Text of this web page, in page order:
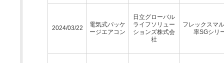
2024/03/22
電気式パッケ
ージエアコン
日立グローバル
ライフソリュー
ションズ株式会
社
フレックスマ
率SGシリ